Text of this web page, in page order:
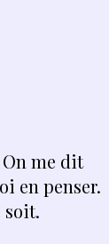
On me dit
en penser.
soit.